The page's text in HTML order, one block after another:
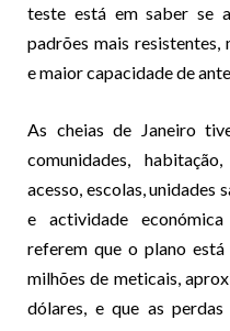
teste está em saber se
padrões mais
e maior capacidade de
As cheias de Janeiro
comunidades,
acesso, escolas, unidades
e actividade
referem que o plano
milhões de meticais,
dólares, e que as